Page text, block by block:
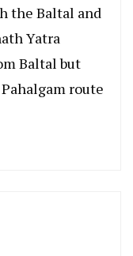
the Baltal and
Yatra
Baltal but
route